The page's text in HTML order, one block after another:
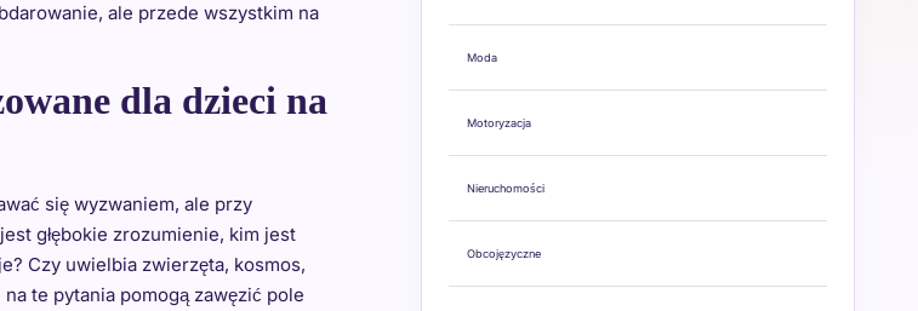
ale przede wszystkim na
dla dzieci na
się wyzwaniem, ale przy
głębokie zrozumienie, kim jest
Czy uwielbia zwierzęta, kosmos,
te pytania pomogą zawęzić pole
Moda
Motoryzacja
Nieruchomości
Obcojęzyczne